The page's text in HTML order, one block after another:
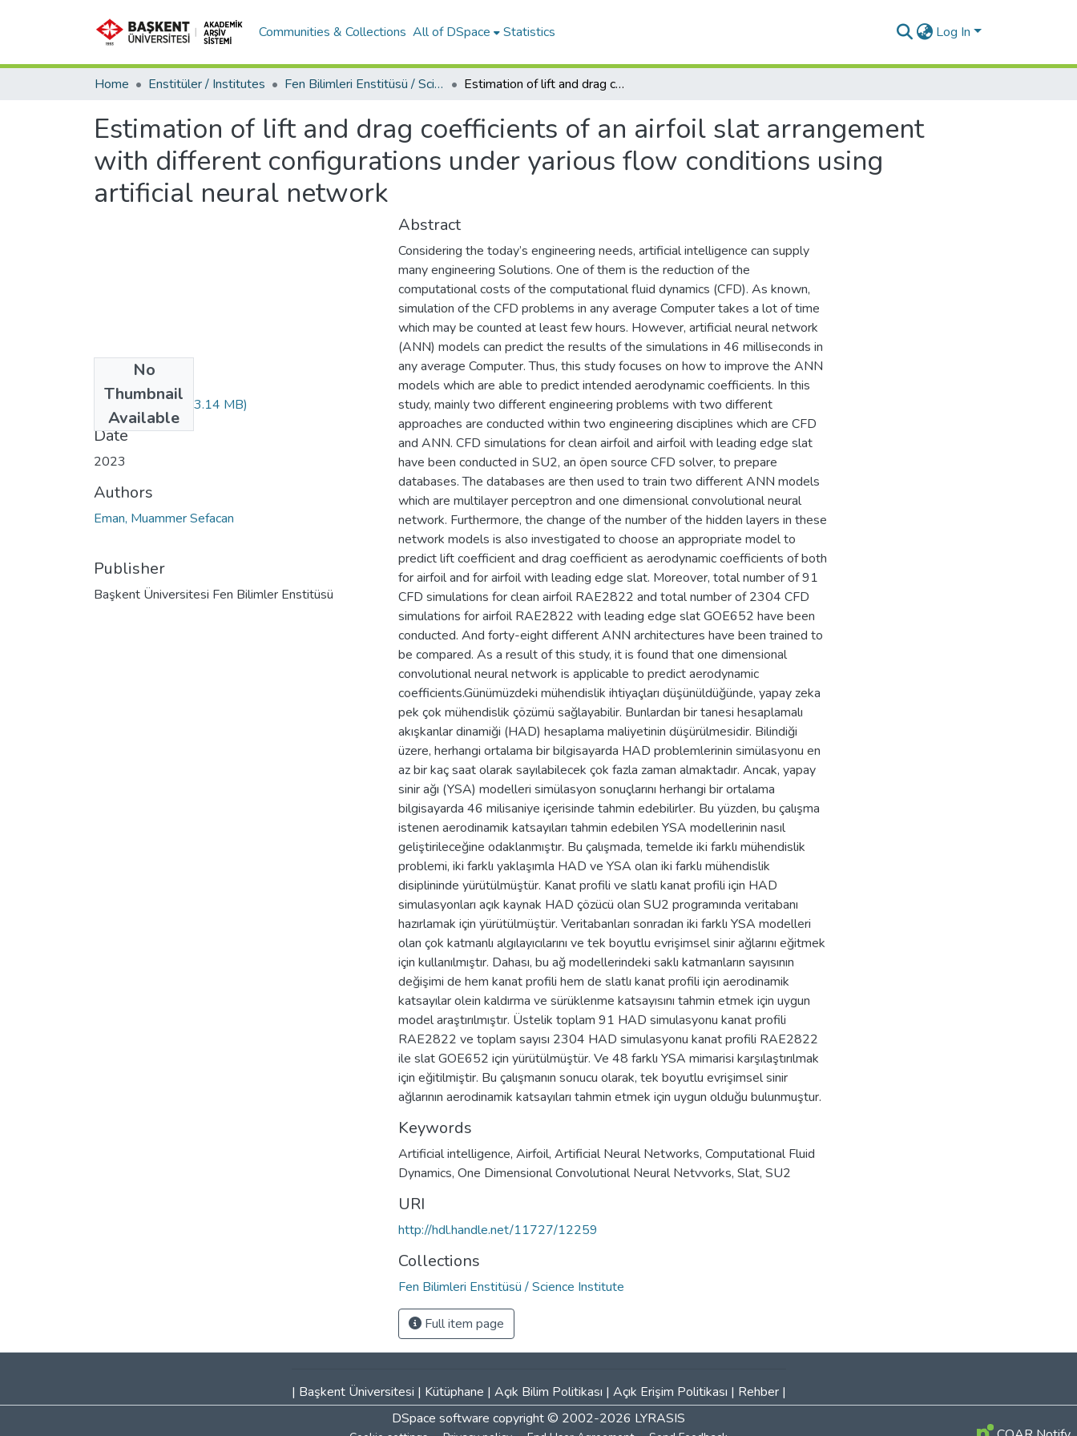
Communities & Collections All of DSpace Statistics Log In
Home Enstitüler / Institutes Fen Bilimleri Enstitüsü / Science Institute Estimation of lift and drag coefficients of an airfoil slat arrangement with different configurations under yarious flow conditions using artificial neural network
Estimation of lift and drag coefficients of an airfoil slat arrangement
with different configurations under yarious flow conditions using
artificial neural network
No
Thumbnail
Available
10554147.pdf(13.14 MB)
Date
2023
Authors
Eman, Muammer Sefacan
Publisher
Başkent Üniversitesi Fen Bilimler Enstitüsü
Abstract
Considering the today’s engineering needs, artificial intelligence can supply
many engineering Solutions. One of them is the reduction of the
computational costs of the computational fluid dynamics (CFD). As known,
simulation of the CFD problems in any average Computer takes a lot of time
which may be counted at least few hours. However, artificial neural network
(ANN) models can predict the results of the simulations in 46 milliseconds in
any average Computer. Thus, this study focuses on how to improve the ANN
models which are able to predict intended aerodynamic coefficients. In this
study, mainly two different engineering problems with two different
approaches are conducted within two engineering disciplines which are CFD
and ANN. CFD simulations for clean airfoil and airfoil with leading edge slat
have been conducted in SU2, an öpen source CFD solver, to prepare
databases. The databases are then used to train two different ANN models
which are multilayer perceptron and one dimensional convolutional neural
network. Furthermore, the change of the number of the hidden layers in these
network models is also investigated to choose an appropriate model to
predict lift coefficient and drag coefficient as aerodynamic coefficients of both
for airfoil and for airfoil with leading edge slat. Moreover, total number of 91
CFD simulations for clean airfoil RAE2822 and total number of 2304 CFD
simulations for airfoil RAE2822 with leading edge slat GOE652 have been
conducted. And forty-eight different ANN architectures have been trained to
be compared. As a result of this study, it is found that one dimensional
convolutional neural network is applicable to predict aerodynamic
coefficients.Günümüzdeki mühendislik ihtiyaçları düşünüldüğünde, yapay zeka
pek çok mühendislik çözümü sağlayabilir. Bunlardan bir tanesi hesaplamalı
akışkanlar dinamiği (HAD) hesaplama maliyetinin düşürülmesidir. Bilindiği
üzere, herhangi ortalama bir bilgisayarda HAD problemlerinin simülasyonu en
az bir kaç saat olarak sayılabilecek çok fazla zaman almaktadır. Ancak, yapay
sinir ağı (YSA) modelleri simülasyon sonuçlarını herhangi bir ortalama
bilgisayarda 46 milisaniye içerisinde tahmin edebilirler. Bu yüzden, bu çalışma
istenen aerodinamik katsayıları tahmin edebilen YSA modellerinin nasıl
geliştirileceğine odaklanmıştır. Bu çalışmada, temelde iki farklı mühendislik
problemi, iki farklı yaklaşımla HAD ve YSA olan iki farklı mühendislik
disiplininde yürütülmüştür. Kanat profili ve slatlı kanat profili için HAD
simulasyonları açık kaynak HAD çözücü olan SU2 programında veritabanı
hazırlamak için yürütülmüştür. Veritabanları sonradan iki farklı YSA modelleri
olan çok katmanlı algılayıcılarını ve tek boyutlu evrişimsel sinir ağlarını eğitmek
için kullanılmıştır. Dahası, bu ağ modellerindeki saklı katmanların sayısının
değişimi de hem kanat profili hem de slatlı kanat profili için aerodinamik
katsayılar olein kaldırma ve sürüklenme katsayısını tahmin etmek için uygun
model araştırılmıştır. Üstelik toplam 91 HAD simulasyonu kanat profili
RAE2822 ve toplam sayısı 2304 HAD simulasyonu kanat profili RAE2822
ile slat GOE652 için yürütülmüştür. Ve 48 farklı YSA mimarisi karşılaştırılmak
için eğitilmiştir. Bu çalışmanın sonucu olarak, tek boyutlu evrişimsel sinir
ağlarının aerodinamik katsayıları tahmin etmek için uygun olduğu bulunmuştur.
Keywords
Artificial intelligence, Airfoil, Artificial Neural Networks, Computational Fluid
Dynamics, One Dimensional Convolutional Neural Netvvorks, Slat, SU2
URI
http://hdl.handle.net/11727/12259
Collections
Fen Bilimleri Enstitüsü / Science Institute
Full item page
| Başkent Üniversitesi | Kütüphane | Açık Bilim Politikası | Açık Erişim Politikası | Rehber|
DSpace software copyright © 2002-2026 LYRASIS